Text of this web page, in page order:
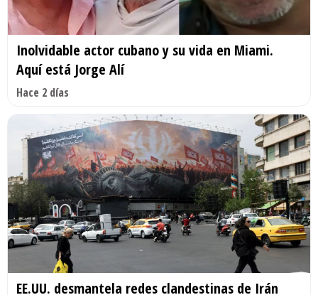
Inolvidable actor cubano y su vida en Miami.
Aquí está Jorge Alí
Hace 2 días
EE.UU. desmantela redes clandestinas de Irán